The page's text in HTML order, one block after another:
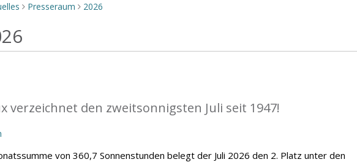
> Presseraum > 2026
verzeichnet den zweitsonnigsten Juli seit 1947!
von 360,7 Sonnenstunden belegt der Juli 2026 den 2. Platz unter den